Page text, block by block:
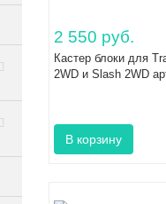
2 550 руб.
Кастер блоки для
2WD и Slash 2WD